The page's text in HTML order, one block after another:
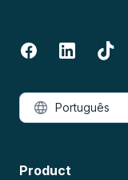
Product
Português